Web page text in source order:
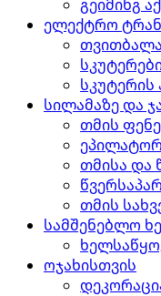
გეიმინგ
ელექტრო
სკუტერის
სილამაზე და
თმის
თმისა და
თმის
სამშენებლო
ოჯახისთვის